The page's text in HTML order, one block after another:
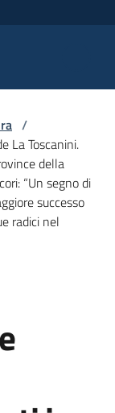
/
La Toscanini.
della
“Un segno di
successo
radici nel